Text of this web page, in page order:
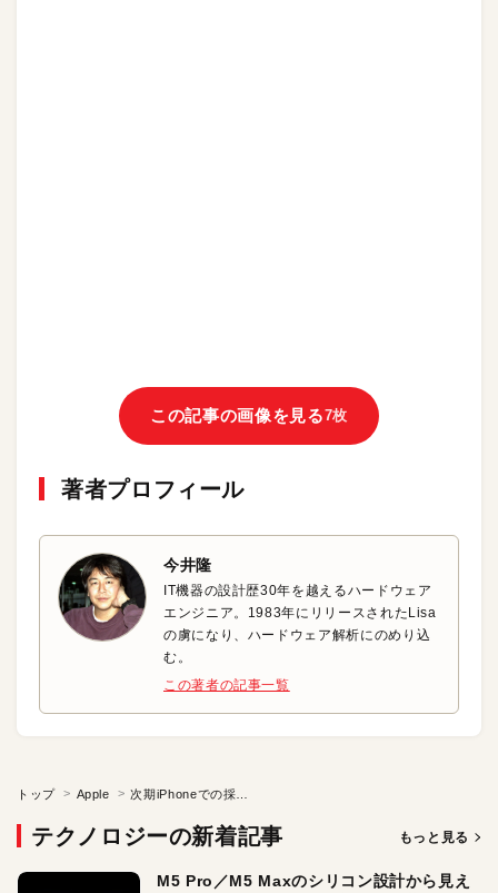
この記事の画像を見る7枚
著者プロフィール
今井隆
IT機器の設計歴30年を越えるハードウェア
エンジニア。1983年にリリースされたLisa
の虜になり、ハードウェア解析にのめり込
む。
この著者の記事一覧
トップ Apple
テクノロジーの新着記事 もっと見る
M5 Pro／M5 Maxのシリコン設計から見え